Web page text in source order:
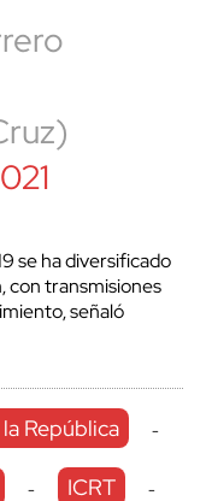
se ha diversificado
con transmisiones
señaló
República -
- ICRT -